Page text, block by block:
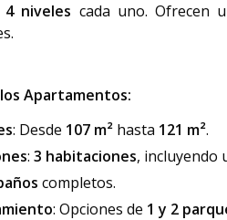
4 niveles cada uno. Ofrecen
Apartamentos:
: Desde 107 m² hasta 121 m².
: 3 habitaciones, incluyendo
completos.
: Opciones de 1 y 2